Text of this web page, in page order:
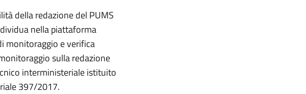
della redazione del PUMS
nella piattaforma
monitoraggio e verifica
sulla redazione
interministeriale istituito
397/2017.